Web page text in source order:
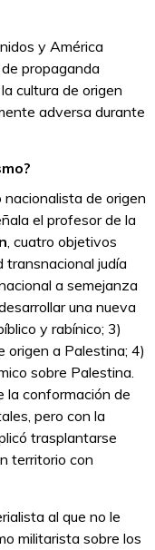
y América
propaganda
cultura de origen
adversa durante
de origen
el profesor de la
, cuatro objetivos
transnacional judía
a semejanza
una nueva
y rabínico; 3)
origen a Palestina; 4)
sobre Palestina.
la conformación de
pero con la
trasplantarse
territorio con
al que no le
militarista sobre los